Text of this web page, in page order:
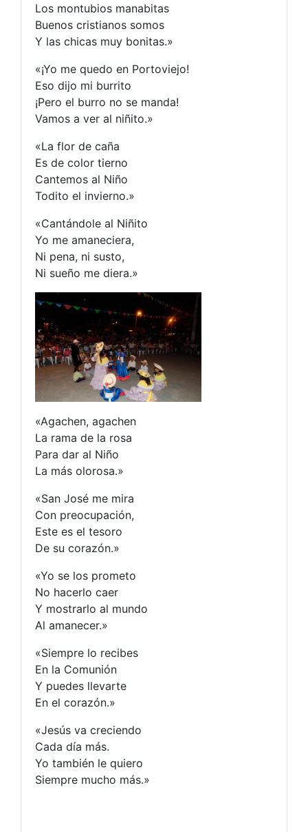
Los montubios manabitas
Buenos cristianos somos
Y las chicas muy bonitas.»
«¡Yo me quedo en Portoviejo!
Eso dijo mi burrito
¡Pero el burro no se manda!
Vamos a ver al niñito.»
«La flor de caña
Es de color tierno
Cantemos al Niño
Todito el invierno.»
«Cantándole al Niñito
Yo me amaneciera,
Ni pena, ni susto,
Ni sueño me diera.»
«Agachen, agachen
La rama de la rosa
Para dar al Niño
La más olorosa.»
«San José me mira
Con preocupación,
Este es el tesoro
De su corazón.»
«Yo se los prometo
No hacerlo caer
Y mostrarlo al mundo
Al amanecer.»
«Siempre lo recibes
En la Comunión
Y puedes llevarte
En el corazón.»
«Jesús va creciendo
Cada día más.
Yo también le quiero
Siempre mucho más.»